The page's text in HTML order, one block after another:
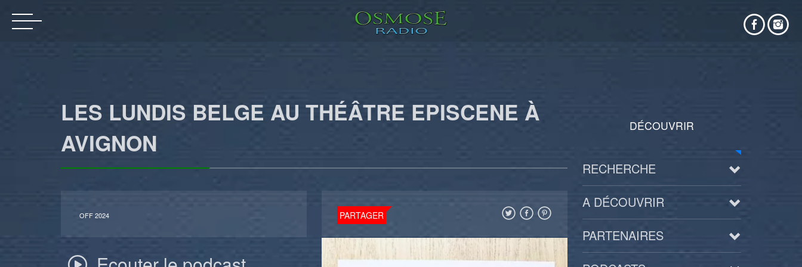
LES LUNDIS BELGE AU THÉÂTRE EPISCENE À
AVIGNON
OFF 2024 PARTAGER
DÉCOUVRIR
RECHERCHE
A DÉCOUVRIR
PARTENAIRES